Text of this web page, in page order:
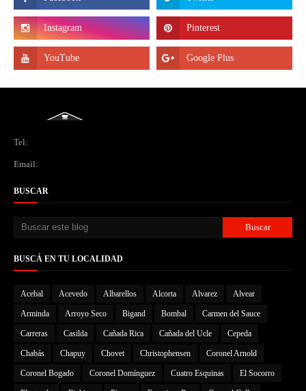
Tel:
Email:
BUSCAR
BUSCÁ EN TU LOCALIDAD
Acebal Acevedo Albarellos Alcorta Alvarez Alvear
Arminda Arroyo Seco Bigand Bombal Carmen del Sauce
Carreras Casilda Cañada Rica Cañada del Ucle Cepeda
Chabás Chapuy Chovet Christophensen Coronel Arnold
Coronel Bogado Coronel Domínguez Cuatro Esquinas El Socorro